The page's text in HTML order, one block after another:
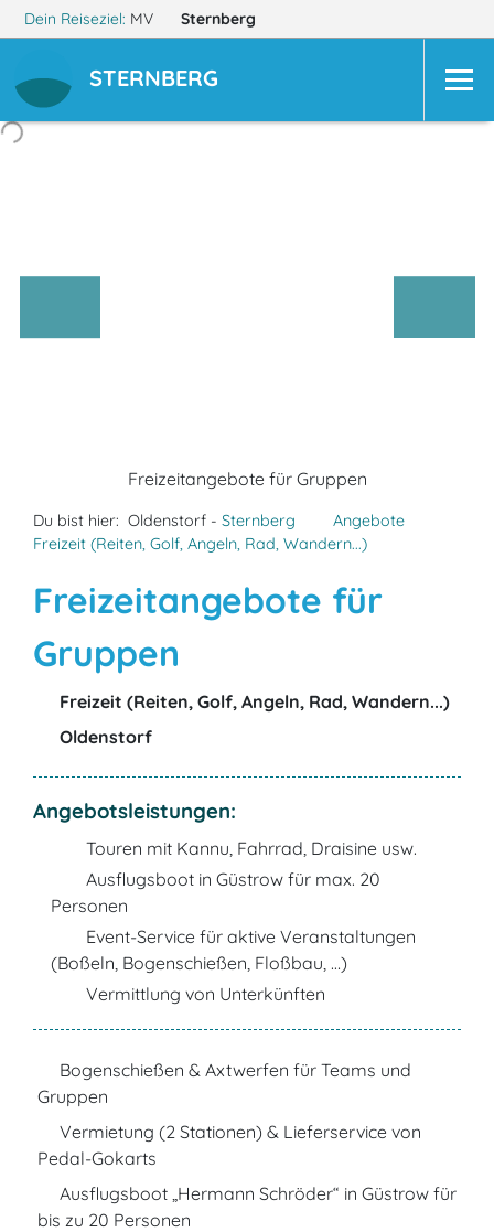
Dein Reiseziel: MV Sternberg
STERNBERG
Freizeitangebote für Gruppen
Du bist hier: Oldenstorf - Sternberg
Angebote
Freizeit (Reiten, Golf, Angeln, Rad, Wandern...)
Freizeitangebote für
Gruppen
Freizeit (Reiten, Golf, Angeln, Rad, Wandern...)
Oldenstorf
Angebotsleistungen:
Touren mit Kannu, Fahrrad, Draisine usw.
Ausflugsboot in Güstrow für max. 20
Personen
Event-Service für aktive Veranstaltungen
(Boßeln, Bogenschießen, Floßbau, …)
Vermittlung von Unterkünften
Bogenschießen & Axtwerfen für Teams und
Gruppen
Vermietung (2 Stationen) & Lieferservice von
Pedal-Gokarts
Ausflugsboot „Hermann Schröder“ in Güstrow für
bis zu 20 Personen